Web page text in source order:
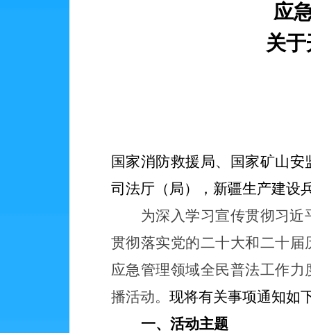
应
关
国家消防救援局、国家矿山
司法厅（局），新疆生产建设
为深入学习宣传贯彻习
贯彻落实党的二十大和二十届
应急管理领域全民普法工作力
播活动。 现将有关事项通知如
一、活动主题